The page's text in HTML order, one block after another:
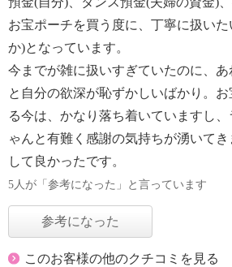
お宝ポーチを買う度に、丁寧に扱い
か)となっています。
今までが雑に扱いすぎていたのに、
と自分の欲深が恥ずかしいばかり。
る今は、かなり落ち着いていますし
ゃんと有難く感謝の気持ちが湧いてき
して良かったです。
5人が「参考になった」と言っています
参考になった
このお客様の他のクチコミを見る